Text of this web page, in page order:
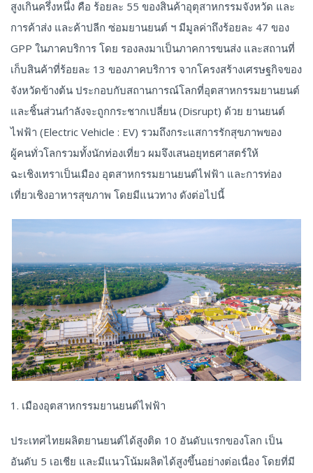
สูงเกินครึ่งหนึ่ง คือ ร้อยละ 55 ของสินค้าอุตุสาหกรรมจังหวัด และ
การค้าส่ง และค้าปลีก ซ่อมยานยนต์ ฯ มีมูลค่าถึงร้อยละ 47 ของ
GPP ในภาคบริการ โดย รองลงมาเป็นภาคการขนส่ง และสถานที่
เก็บสินค้าที่ร้อยละ 13 ของภาคบริการ จากโครงสร้างเศรษฐกิจของ
จังหวัดข้างต้น ประกอบกับสถานการณ์โลกที่อุตสาหกรรมยานยนต์
และชิ้นส่วนกำลังจะถูกกระชากเปลี่ยน (Disrupt) ด้วย ยานยนต์
ไฟฟ้า (Electric Vehicle : EV) รวมถึงกระแสการรักสุขภาพของ
ผู้คนทั่วโลกรวมทั้งนักท่องเที่ยว ผมจึงเสนอยุทธศาสตร์ให้
ฉะเชิงเทราเป็นเมือง อุตสาหกรรมยานยนต์ไฟฟ้า และการท่อง
เที่ยวเชิงอาหารสุขภาพ โดยมีแนวทาง ดังต่อไปนี้
1. เมืองอุตสาหกรรมยานยนต์ไฟฟ้า
ประเทศไทยผลิตยานยนต์ได้สูงติด 10 อันดับแรกของโลก เป็น
อันดับ 5 เอเชีย และมีแนวโน้มผลิตได้สูงขึ้นอย่างต่อเนื่อง โดยที่มี